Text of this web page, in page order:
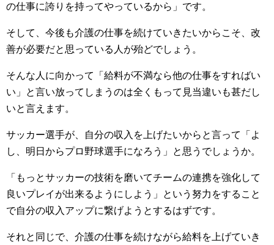
の仕事に誇りを持ってやっているから」です。
そして、今後も介護の仕事を続けていきたいからこそ、改
善が必要だと思っている人が殆どでしょう。
そんな人に向かって「給料が不満なら他の仕事をすればい
い」と言い放ってしまうのは全くもって見当違いも甚だし
いと言えます。
サッカー選手が、自分の収入を上げたいからと言って「よ
し、明日からプロ野球選手になろう」と思うでしょうか。
「もっとサッカーの技術を磨いてチームの連携を強化して
良いプレイが出来るようにしよう」という努力をすること
で自分の収入アップに繋げようとするはずです。
それと同じで、介護の仕事を続けながら給料を上げていき